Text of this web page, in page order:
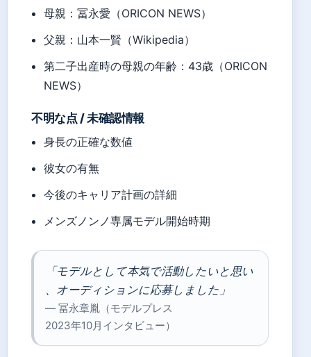
母親：冨永愛（ORICON NEWS）
父親：山本一賢（Wikipedia）
第二子出産時の母親の年齢：43歳（ORICON
NEWS）
不明な点 / 未確認情報
身長の正確な数値
彼女の有無
今後のキャリア計画の詳細
メンズノンノ専属モデル開始時期
「モデルとして本気で活動したいと思い
、オーディションに応募しました」
— 冨永章胤（モデルプレス
2023年10月インタビュー）